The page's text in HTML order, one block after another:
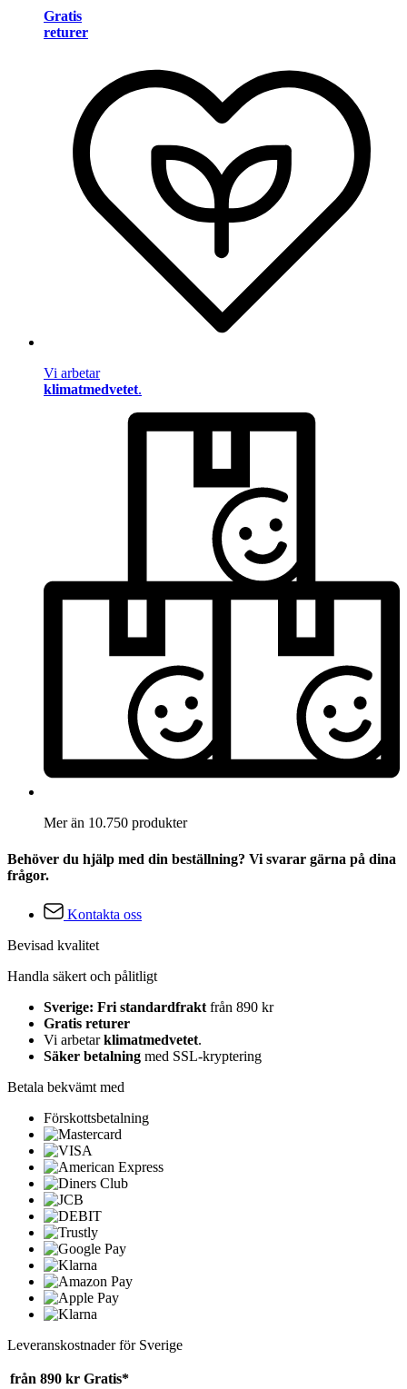
Gratis
returer
Vi arbetar
klimatmedvetet.
Mer än 10.750 produkter
Behöver du hjälp med din beställning? Vi svarar gärna på dina
frågor.
Kontakta oss
Bevisad kvalitet
Handla säkert och pålitligt
Sverige: Fri standardfrakt från 890 kr
Gratis returer
Vi arbetarklimatmedvetet.
Säker betalning med SSL-kryptering
Betala bekvämt med
Förskottsbetalning
Leveranskostnader för Sverige
från 890 kr Gratis*